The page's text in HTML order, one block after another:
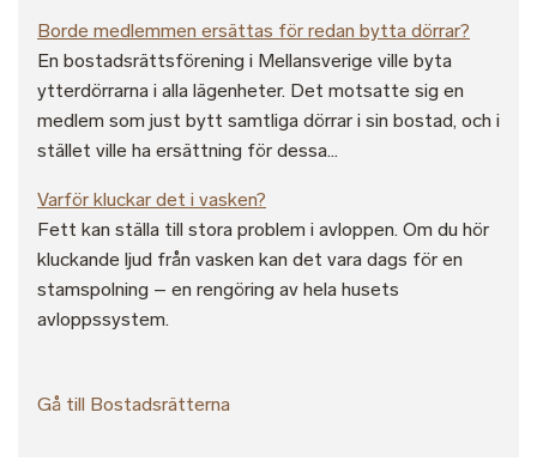
Borde medlemmen ersättas för redan bytta dörrar?
En bostadsrättsförening i Mellansverige ville byta
ytterdörrarna i alla lägenheter. Det motsatte sig en
medlem som just bytt samtliga dörrar i sin bostad, och i
stället ville ha ersättning för dessa...
Varför kluckar det i vasken?
Fett kan ställa till stora problem i avloppen. Om du hör
kluckande ljud från vasken kan det vara dags för en
stamspolning – en rengöring av hela husets
avloppssystem.
Gå till Bostadsrätterna